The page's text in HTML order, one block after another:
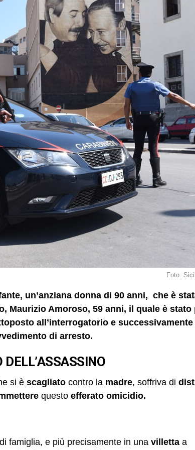
Foto:
un’anziana donna di 90 anni, che è
Maurizio Amoroso, 59 anni, il quale è stato
all’interrogatorio e
di arresto.
DELL’ASSASSINO
si è scagliato contro la madre, soffriva di
questo efferato omicidio.
famiglia, e più precisamente in una villetta a